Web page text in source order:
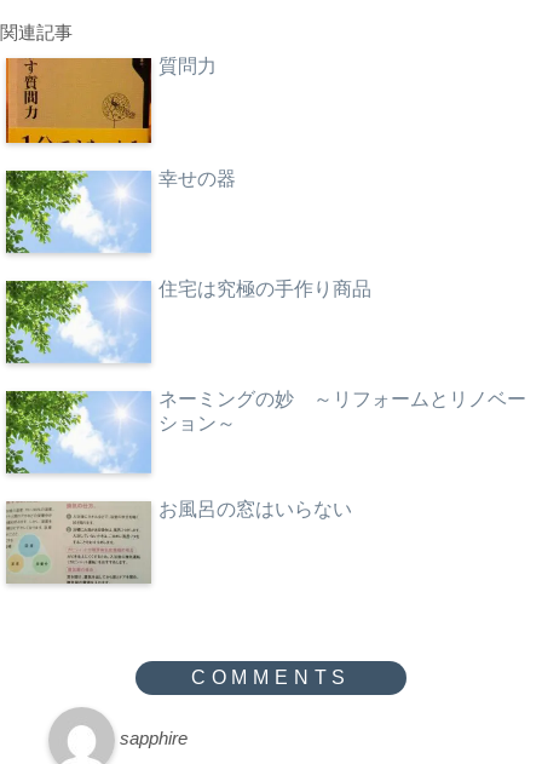
関連記事
質問力
幸せの器
住宅は究極の手作り商品
ネーミングの妙 ～リフォームとリノベー
ション～
お風呂の窓はいらない
sapphire